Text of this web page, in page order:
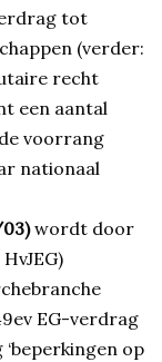
tot
(verder:
recht
een aantal
voorrang
nationaal
wordt door
EG-verdrag
op